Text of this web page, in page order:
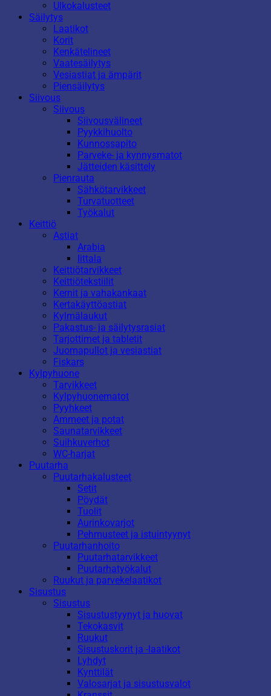
Ulkokalusteet
Säilytys
Laatikot
Korit
Kenkätelineet
Vaatesäilytys
Vesiastiat ja ämpärit
Piensäilytys
Siivous
Siivous
Siivousvälineet
Pyykkihuolto
Kunnossapito
Parveke- ja kynnysmatot
Jätteiden käsittely
Pienrauta
Sähkötarvikkeet
Turvatuotteet
Työkalut
Keittiö
Astiat
Arabia
Iittala
Keittiötarvikkeet
Keittiötekstiilit
Kernit ja vahakankaat
Kertakäyttöastiat
Kylmälaukut
Pakastus- ja säilytysrasiat
Tarjottimet ja tabletit
Juomapullot ja vesiastiat
Fiskars
Kylpyhuone
Tarvikkeet
Kylpyhuonematot
Pyyhkeet
Ammeet ja potat
Saunatarvikkeet
Suihkuverhot
WC-harjat
Puutarha
Puutarhakalusteet
Setit
Pöydät
Tuolit
Aurinkovarjot
Pehmusteet ja istuintyynyt
Puutarhanhoito
Puutarhatarvikkeet
Puutarhatyökalut
Ruukut ja parvekelaatikot
Sisustus
Sisustus
Sisustustyynyt ja huovat
Tekokasvit
Ruukut
Sisustuskorit ja -laatikot
Lyhdyt
Kynttilät
Valosarjat ja sisustusvalot